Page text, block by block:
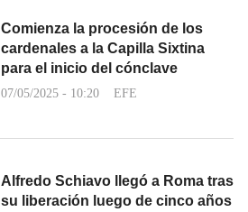
Comienza la procesión de los
cardenales a la Capilla Sixtina
para el inicio del cónclave
07/05/2025 - 10:20 EFE
Alfredo Schiavo llegó a Roma tras
su liberación luego de cinco años